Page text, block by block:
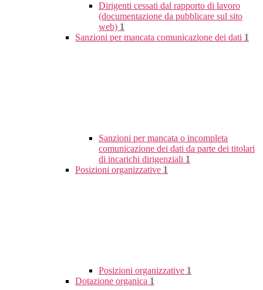
Dirigenti cessati dal rapporto di lavoro
(documentazione da pubblicare sul sito
web) 1
Sanzioni per mancata comunicazione dei dati 1
Sanzioni per mancata o incompleta
comunicazione dei dati da parte dei titolari
di incarichi dirigenziali 1
Posizioni organizzative 1
Posizioni organizzative 1
Dotazione organica 1